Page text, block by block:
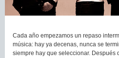
Cada año empezamos un repaso
música: hay ya decenas, nunca se
siempre hay que seleccionar. Después